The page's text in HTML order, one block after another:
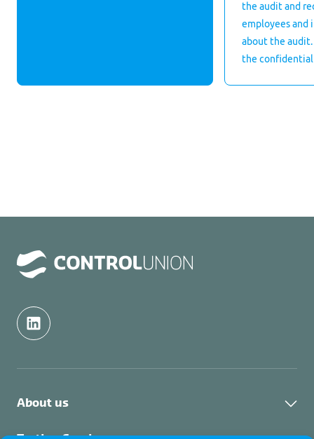
the audit and
employees and
about the
the
About us